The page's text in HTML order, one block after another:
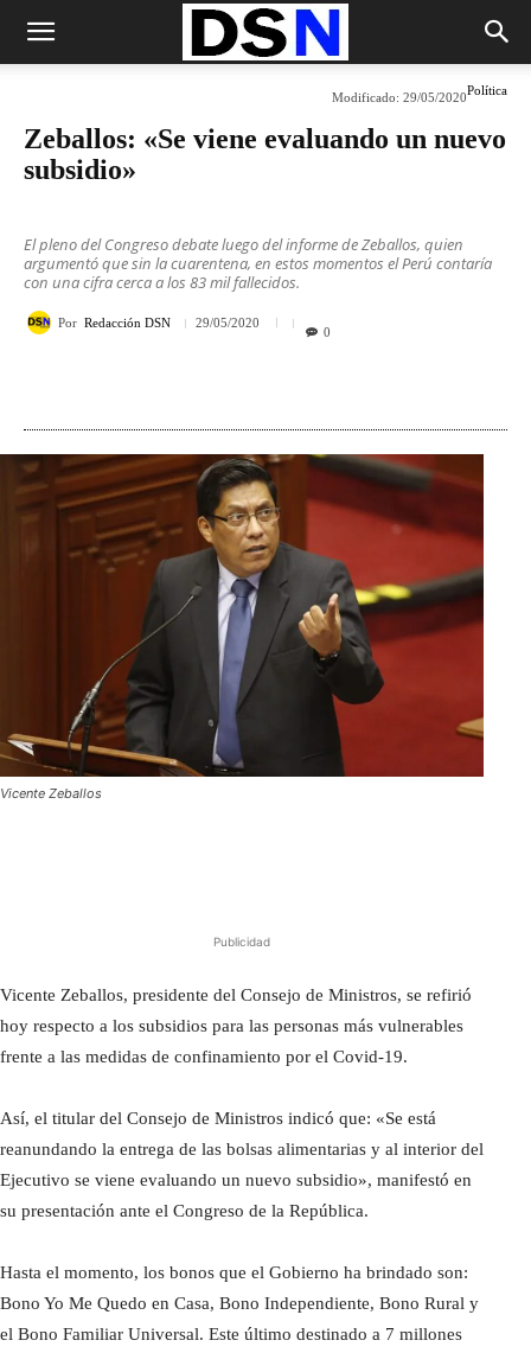
Política
Modificado: 29/05/2020
Zeballos: «Se viene evaluando un nuevo
subsidio»
El pleno del Congreso debate luego del informe de Zeballos, quien
argumentó que sin la cuarentena, en estos momentos el Perú contaría
con una cifra cerca a los 83 mil fallecidos.
Por Redacción DSN 29/05/2020
0
Vicente Zeballos
Publicidad
Vicente Zeballos, presidente del Consejo de Ministros, se refirió
hoy respecto a los subsidios para las personas más vulnerables
frente a las medidas de confinamiento por el Covid-19.
Así, el titular del Consejo de Ministros indicó que: «Se está
reanundando la entrega de las bolsas alimentarias y al interior del
Ejecutivo se viene evaluando un nuevo subsidio», manifestó en
su presentación ante el Congreso de la República.
Hasta el momento, los bonos que el Gobierno ha brindado son:
Bono Yo Me Quedo en Casa, Bono Independiente, Bono Rural y
el Bono Familiar Universal. Este último destinado a 7 millones